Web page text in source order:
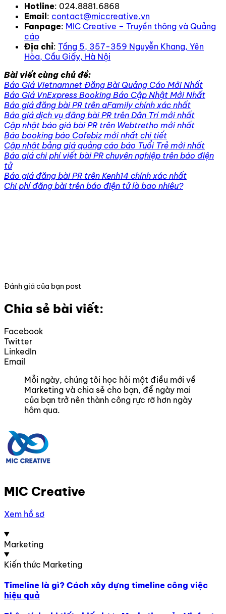
Hotline: 024.8881.6868
Email: contact@miccreative.vn
Fanpage: MIC Creative – Truyền thông và Quảng
cáo
Địa chỉ: Tầng 5, 357-359 Nguyễn Khang, Yên
Hòa, Cầu Giấy, Hà Nội
Bài viết cùng chủ đề:
Báo Giá Vietnamnet Đăng Bài Quảng Cáo Mới Nhất
Báo Giá VnExpress Booking Báo Cập Nhật Mới Nhất
Báo giá đăng bài PR trên aFamily chính xác nhất
Báo giá dịch vụ đăng bài PR trên Dân Trí mới nhất
Cập nhật báo giá bài PR trên Webtretho mới nhất
Báo booking báo Cafebiz mới nhất chi tiết
Cập nhật bảng giá quảng cáo báo Tuổi Trẻ mới nhất
Báo giá chi phí viết bài PR chuyên nghiệp trên báo điện
tử
Báo giá đăng bài PR trên Kenh14 chính xác nhất
Chi phí đăng bài trên báo điện tử là bao nhiêu?
Đánh giá của bạn post
Chia sẻ bài viết:
Facebook
Twitter
LinkedIn
Email
Mỗi ngày, chúng tôi học hỏi một điều mới về
Marketing và chia sẻ cho bạn, để ngày mai
của bạn trở nên thành công rực rỡ hơn ngày
hôm qua.
MIC Creative
Xem hồ sơ
Marketing
Kiến thức Marketing
Timeline là gì? Cách xây dựng timeline công việc
hiệu quả